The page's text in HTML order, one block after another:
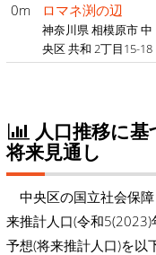
0m
ロマネ渕の辺
神奈川県 相模原市 中
央区 共和 2丁目15-18
人口推移に
将来見通し
中央区の国立社会保
来推計人口(令和
予想(将来推計人口)を以